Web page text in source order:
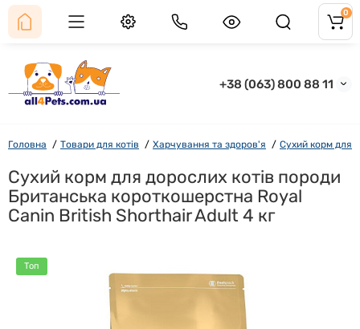
+38 (063) 800 88 11
0
Головна Товари для котів Харчування та здоров'я Сухий корм для
Сухий корм для дорослих котів породи
Британська короткошерстна Royal
Canin British Shorthair Adult 4 кг
Топ